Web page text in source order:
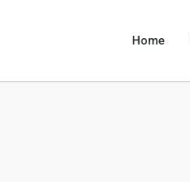
Home